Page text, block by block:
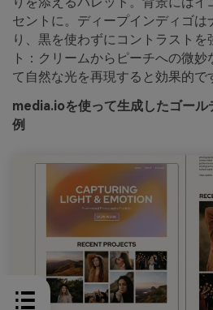
セントに。ディープインディゴは
り、黒を使わずにコントラスト
ト：クリームからピーチへの微妙
て自然な光を再現すると効果的で
media.ioを使って生成したゴール
例